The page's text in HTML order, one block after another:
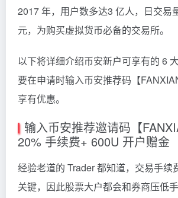
2017 年，用户数多达3 亿人，日交易
元，为购买虚拟货币必备的交易所。
以下将详细介绍币安新户可享有的 6
要在申请时输入币安推荐码【
享有优惠。
输入币安推荐邀请码【
20% 手续费+ 600U 开户赠金
经验老道的 Trader 都知道，交易手续
关键，因此股票大户都会和券商压低